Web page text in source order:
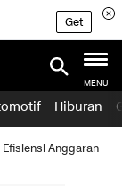
Get
MENU
Hiburan
Efisiensi Anggaran